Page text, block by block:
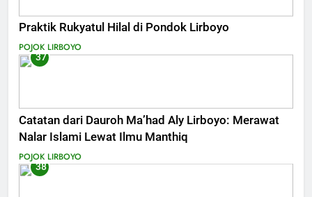
Praktik Rukyatul Hilal di Pondok Lirboyo
POJOK LIRBOYO
37
Catatan dari Dauroh Ma’had Aly Lirboyo: Merawat
Nalar Islami Lewat Ilmu Manthiq
POJOK LIRBOYO
38